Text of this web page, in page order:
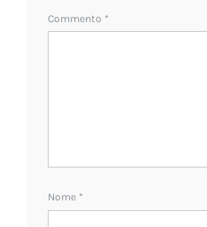
Commento *
Nome *